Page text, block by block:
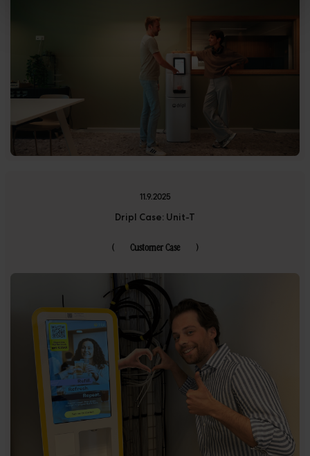
11.9.2025
Dripl Case: Unit-T
( Customer Case )